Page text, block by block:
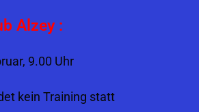
Alzey :
9.00 Uhr
kein Training statt